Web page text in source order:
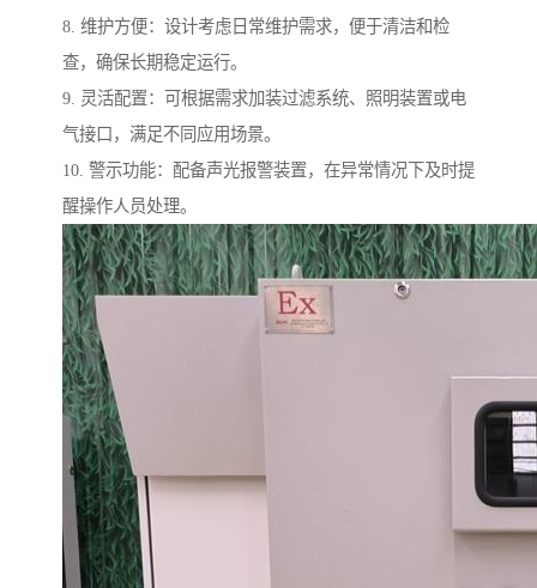
8. 维护方便：设计考虑日常维护需求，便于清洁和检
查，确保长期稳定运行。
9. 灵活配置：可根据需求加装过滤系统、照明装置或电
气接口，满足不同应用场景。
10. 警示功能：配备声光报警装置，在异常情况下及时提
醒操作人员处理。